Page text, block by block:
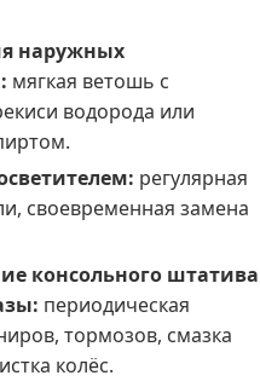
наружных
мягкая ветошь с
водорода или
регулярная
своевременная замена
консольного штатива
периодическая
тормозов, смазка
колёс.